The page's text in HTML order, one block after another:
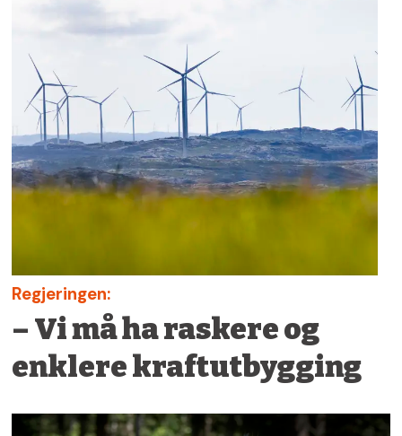
Regjeringen:
– Vi må ha raskere og
enklere kraftutbygging